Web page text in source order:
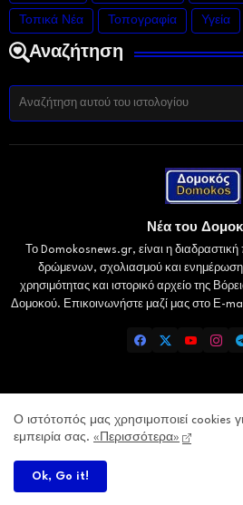
Τοπικά Νέα Τοπογραφία Υγεία
Αναζήτηση
Νέα του
Το Domokosnews.gr, είναι η διαδραστική
δρώμενων, σχολιασμού και
χρησιμότητας και ιστορικό αρχείο της
Δομοκού. Επικοινωνήστε μαζί μας στο Ε-
Domokosnews.gr/- All Right
Home Επικοινωνία
Lamiatimes.gr
Gaiaelliniki.gr
Ο ιστότοπός μας χρησιμοποιεί cookies
εμπειρία σας. «Περισσότερα»
Ok, Go it!